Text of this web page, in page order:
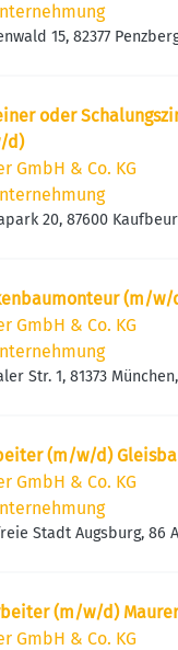
15, 82377
oder
d)
GmbH & Co. KG
20, 87600
(m/w/
GmbH & Co. KG
Str. 1, 81373
(m/w/d)
GmbH & Co. KG
Stadt Augsburg, 86
(m/w/d) Maurer
GmbH & Co. KG